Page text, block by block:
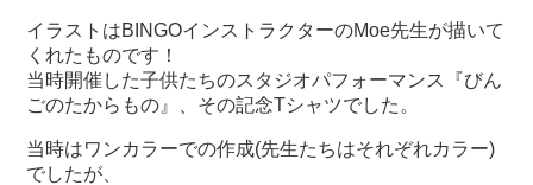
イラストはBINGOインストラクターのMoe先生が描いて
くれたものです！
当時開催した子供たちのスタジオパフォーマンス『びん
ごのたからもの』、その記念Tシャツでした。
当時はワンカラーでの作成(先生たちはそれぞれカラー)
でしたが、